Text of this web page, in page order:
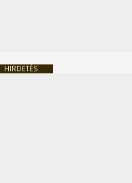
HIRDETÉS